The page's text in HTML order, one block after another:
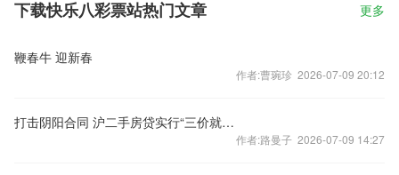
下载快乐八彩票站热门文章 更多
鞭春牛 迎新春
作者:曹琬珍 2026-07-09 20:12
打击阴阳合同 沪二手房贷实行“三价就低”
作者:路曼子 2026-07-09 14:27